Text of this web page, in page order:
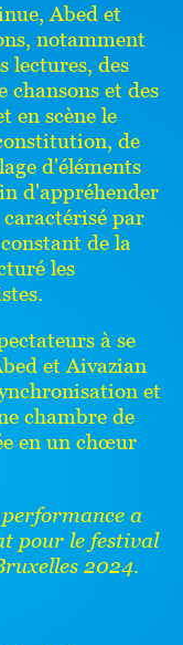
Abed et
notamment
lectures, des
chansons et des
en scène le
de
d'éléments
d'appréhender
par
de la
les
à se
et Aivazian
et
chambre de
en un chœur
a
pour le festival
2024.